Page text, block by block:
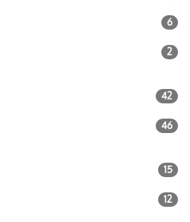
6
2
42
46
15
12